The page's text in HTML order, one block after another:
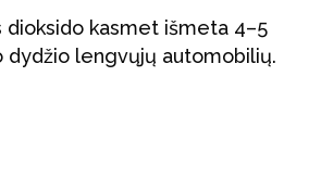
dioksido kasmet išmeta 4–5
dydžio lengvųjų automobilių.